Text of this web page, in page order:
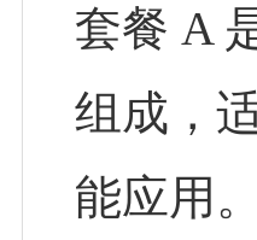
套餐 A
组成，
能应用。